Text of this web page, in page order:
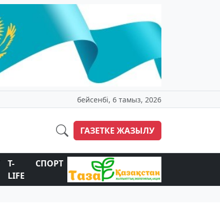
бейсенбі, 6 тамыз, 2026
ГАЗЕТКЕ ЖАЗЫЛУ
T-
LIFE
СПОРТ